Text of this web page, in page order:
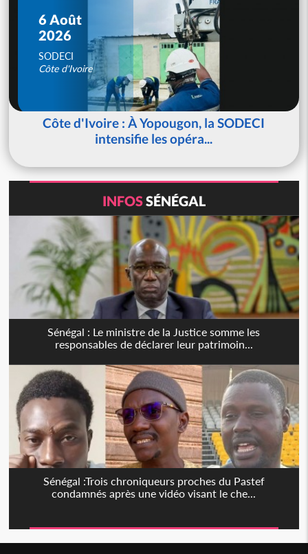
6 Août
2026
SODECI
Côte d'Ivoire
Côte d'Ivoire : À Yopougon, la SODECI
intensifie les opéra...
INFOSSÉNÉGAL
Sénégal : Le ministre de la Justice somme les
responsables de déclarer leur patrimoin...
Sénégal :Trois chroniqueurs proches du Pastef
condamnés après une vidéo visant le che...